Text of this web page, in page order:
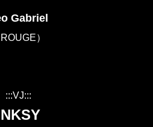
Gabriel
ROUGE）
:::VJ:::